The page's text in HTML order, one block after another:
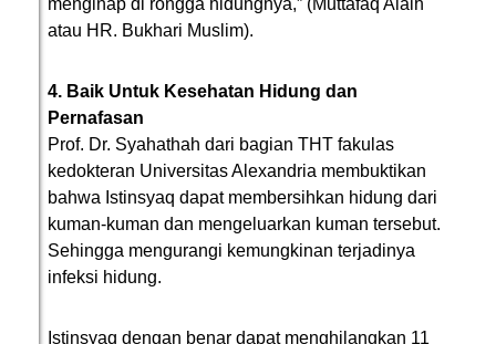
menginap di rongga hidungnya,” (Muttafaq Alaih
atau HR. Bukhari Muslim).
4. Baik Untuk Kesehatan Hidung dan
Pernafasan
Prof. Dr. Syahathah dari bagian THT fakulas
kedokteran Universitas Alexandria membuktikan
bahwa Istinsyaq dapat membersihkan hidung dari
kuman-kuman dan mengeluarkan kuman tersebut.
Sehingga mengurangi kemungkinan terjadinya
infeksi hidung.
Istinsyaq dengan benar dapat menghilangkan 11